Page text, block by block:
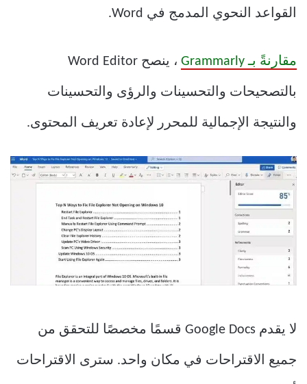
القواعد النحوي المدمج في Word.
مقارنةً بـ Grammarly ، ينصح Word Editor
بالتصحيحات والتحسينات والرؤى والتحسينات
والنتيجة الإجمالية للمحرر لإعادة تعريف المحتوى.
لا يقدم Google Docs قسمًا مخصصًا للتحقق من
جميع الاقتراحات في مكان واحد. سترى الاقتراحات